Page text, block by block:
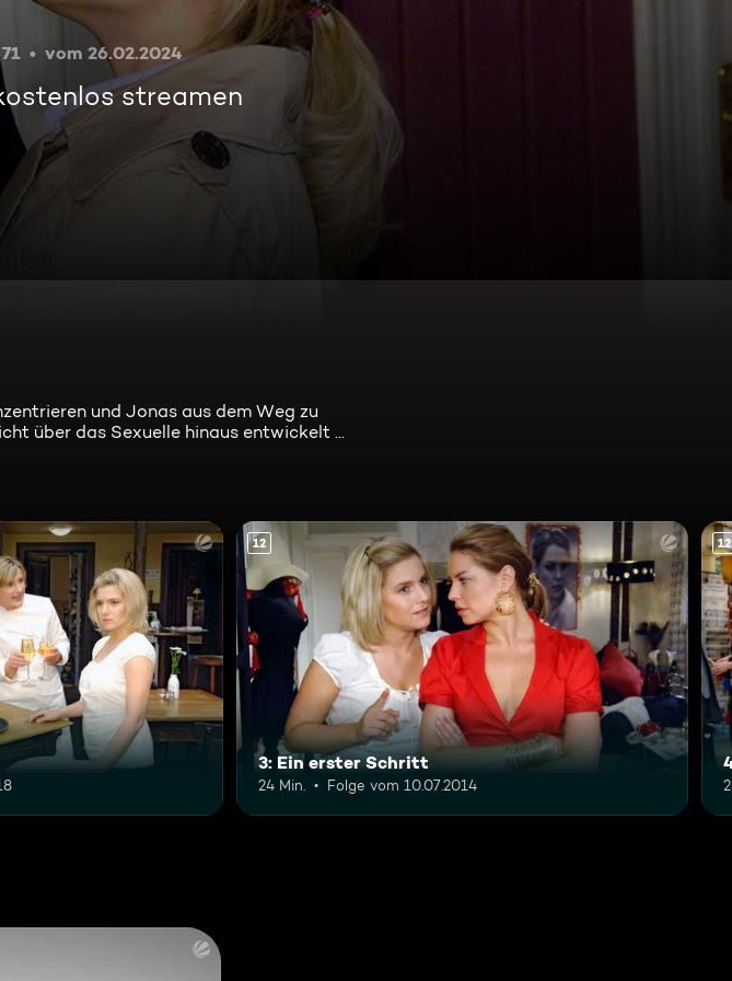
vom 26.02.2024
streamen
und Jonas aus dem Weg zu
über das Sexuelle hinaus entwickelt ...
12
3: Ein erster Schritt
24 Min. Folge vom 10.07.2014
12